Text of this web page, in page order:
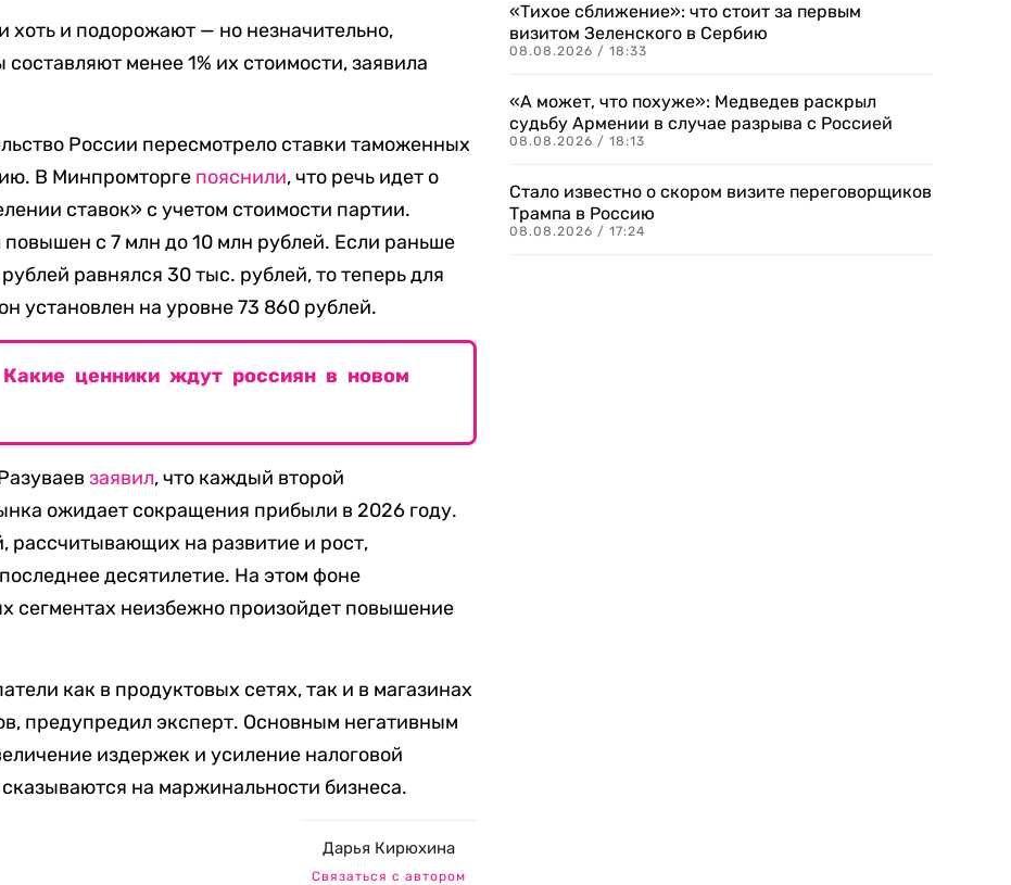
хоть и подорожают — но незначительно,
менее 1% их стоимости, заявила
России пересмотрело ставки таможенных
В Минпромторге пояснили, что речь идет о
ставок» с учетом стоимости партии.
с 7 млн до 10 млн рублей. Если раньше
равнялся 30 тыс. рублей, то теперь для
установлен на уровне 73 860 рублей.
ценники ждут россиян в новом
заявил, что каждый второй
ожидает сокращения прибыли в 2026 году.
рассчитывающих на развитие и рост,
десятилетие. На этом фоне
сегментах неизбежно произойдет повышение
как в продуктовых сетях, так и в магазинах
предупредил эксперт. Основным негативным
издержек и усиление налоговой
на маржинальности бизнеса.
Дарья Кирюхина
Связаться с автором
«Тихое сближение»: что стоит за первым
визитом Зеленского в Сербию
08.08.2026 / 18:33
«А может, что похуже»: Медведев раскрыл
судьбу Армении в случае разрыва с Россией
08.08.2026 / 18:13
Стало известно о скором визите переговорщиков
Трампа в Россию
08.08.2026 / 17:24